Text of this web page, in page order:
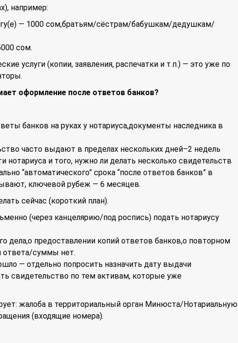
например:
— 1000 сом,братьям/сёстрам/бабушкам/дедушкам/
сом.
услуги (копии, заявления, распечатки и т.п.) — это уже по
оформление после ответов банков?
банков на руках у нотариуса,документы наследника в
часто выдают в пределах нескольких дней–2 недель
нотариуса и того, нужно ли делать несколько свидетельств
“автоматического” срока “после ответов банков” в
ключевой рубеж — 6 месяцев.
сейчас (короткий план).
(через канцелярию/под роспись) подать нотариусу
дела,о предоставлении копий ответов банков,о повторном
ответа/суммы нет.
— отдельно попросить назначить дату выдачи
свидетельство по тем активам, которые уже
жалоба в территориальный орган Минюста/Нотариальную
(входящие номера).